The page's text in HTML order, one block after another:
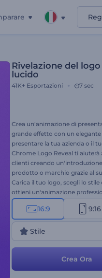
Rivelazione del
lucido
41K+ Esportazioni 7 sec
Crea un'animazione di
grande effetto con un
presentare la tua azienda o il
Chrome Logo Reveal ti
clienti creando
prodotto o marchio grazie al
Carica il tuo logo, scegli lo stile
ottieni un'animazione
Perfetto per presentazioni
marchio, presentazioni di
molto altro. Provalo subito!
16:9 9:16
Stile
Crea Ora